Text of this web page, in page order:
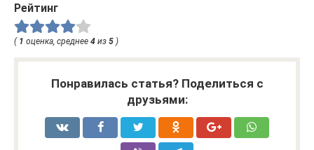
Рейтинг
( 1 оценка, среднее 4 из 5 )
Понравилась статья? Поделиться с
друзьями: